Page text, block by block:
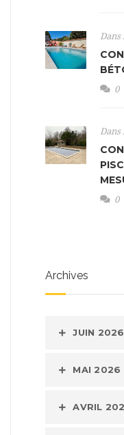
0
0
Archives
JUIN 2026
MAI 2026
AVRIL